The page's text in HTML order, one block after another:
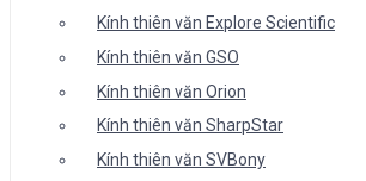
Kính thiên văn Explore Scientific
Kính thiên văn GSO
Kính thiên văn Orion
Kính thiên văn SharpStar
Kính thiên văn SVBony